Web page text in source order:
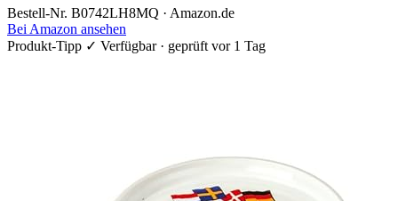
Bestell-Nr. B0742LH8MQ · Amazon.de
Bei Amazon ansehen
Produkt-Tipp ✓ Verfügbar · geprüft vor 1 Tag